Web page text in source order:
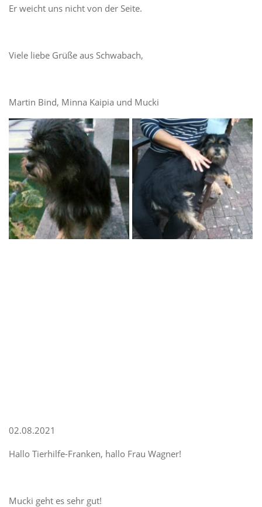
Er weicht uns nicht von der Seite.
Viele liebe Grüße aus Schwabach,
Martin Bind, Minna Kaipia und Mucki
02.08.2021
Hallo Tierhilfe-Franken, hallo Frau Wagner!
Mucki geht es sehr gut!